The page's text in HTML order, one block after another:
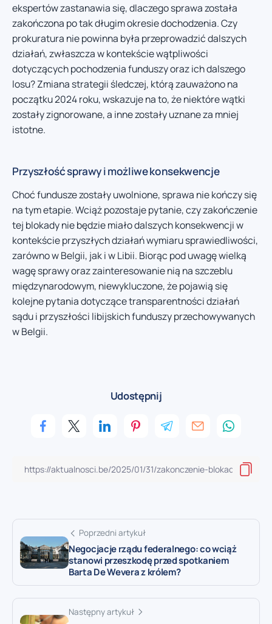
ekspertów zastanawia się, dlaczego sprawa została
zakończona po tak długim okresie dochodzenia. Czy
prokuratura nie powinna była przeprowadzić dalszych
działań, zwłaszcza w kontekście wątpliwości
dotyczących pochodzenia funduszy oraz ich dalszego
losu? Zmiana strategii śledczej, którą zauważono na
początku 2024 roku, wskazuje na to, że niektóre wątki
zostały zignorowane, a inne zostały uznane za mniej
istotne.
Przyszłość sprawy i możliwe konsekwencje
Choć fundusze zostały uwolnione, sprawa nie kończy się
na tym etapie. Wciąż pozostaje pytanie, czy zakończenie
tej blokady nie będzie miało dalszych konsekwencji w
kontekście przyszłych działań wymiaru sprawiedliwości,
zarówno w Belgii, jak i w Libii. Biorąc pod uwagę wielką
wagę sprawy oraz zainteresowanie nią na szczeblu
międzynarodowym, niewykluczone, że pojawią się
kolejne pytania dotyczące transparentności działań
sądu i przyszłości libijskich funduszy przechowywanych
w Belgii.
Udostępnij
Poprzedni artykuł
Negocjacje rządu federalnego: co wciąż
stanowi przeszkodę przed spotkaniem
Barta De Wevera z królem?
Następny artykuł